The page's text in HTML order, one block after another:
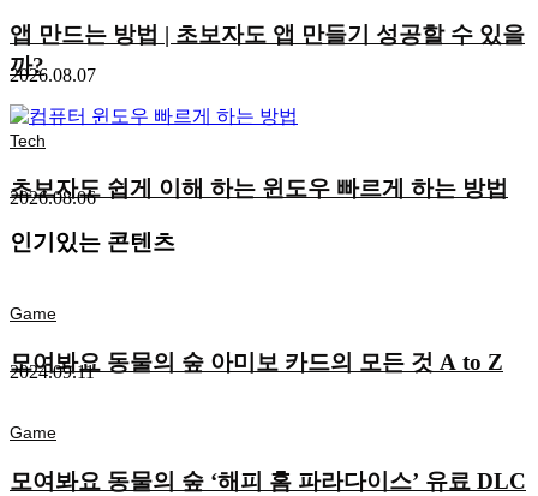
앱 만드는 방법 | 초보자도 앱 만들기 성공할 수 있을
까?
2026.08.07
Tech
초보자도 쉽게 이해 하는 윈도우 빠르게 하는 방법
2026.08.06
인기있는 콘텐츠
Game
모여봐요 동물의 숲 아미보 카드의 모든 것 A to Z
2024.09.11
Game
모여봐요 동물의 숲 ‘해피 홈 파라다이스’ 유료 DLC